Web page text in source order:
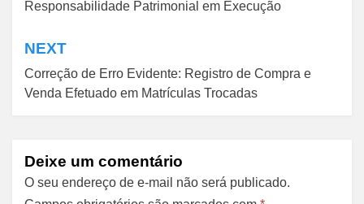
de
Post
Responsabilidade Patrimonial em Execução
NEXT
Correção de Erro Evidente: Registro de Compra e
Venda Efetuado em Matrículas Trocadas
Deixe um comentário
O seu endereço de e-mail não será publicado.